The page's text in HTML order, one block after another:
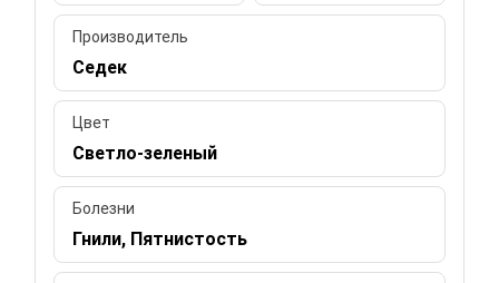
Производитель
Седек
Цвет
Светло-зеленый
Болезни
Гнили, Пятнистость